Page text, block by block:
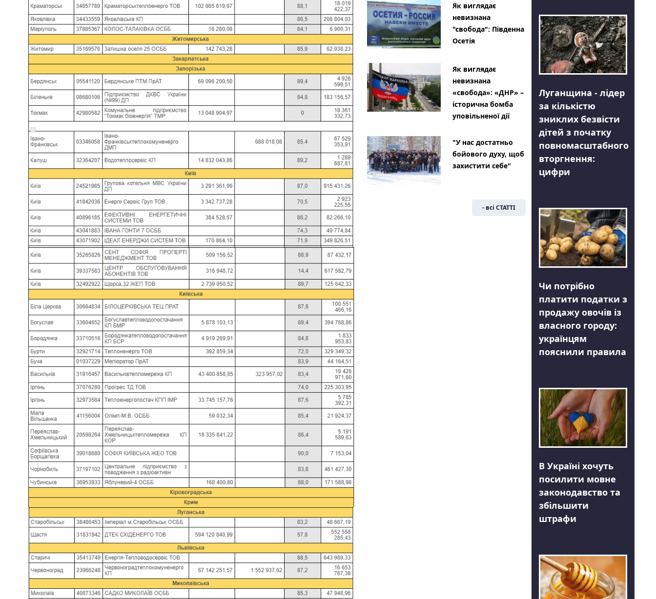
Як виглядає
невизнана
"свобода": Південна
Осетія
Як виглядає
невизнана
«свобода»: «ДНР» –
історична бомба
уповільненої дії
"У нас достатньо
бойового духу, щоб
захистити себе"
- всі СТАТТІ
Луганщина - лідер
за кількістю
зниклих безвісти
дітей з початку
повномасштабного
вторгнення:
цифри
Чи потрібно
платити податки з
продажу овочів із
власного городу:
українцям
пояснили правила
В Україні хочуть
посилити мовне
законодавство та
збільшити
штрафи